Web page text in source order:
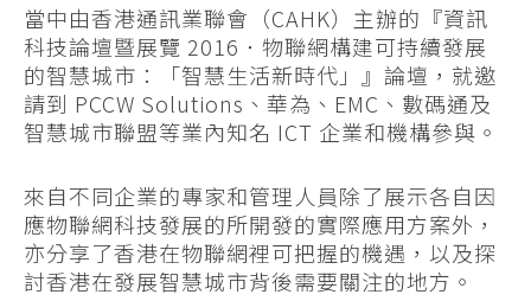
當中由香港通訊業聯會（CAHK）主辦的『資訊
科技論壇暨展覽 2016．物聯網構建可持續發展
的智慧城市：「智慧生活新時代」』論壇，就邀
請到 PCCW Solutions、華為、EMC、數碼通及
智慧城市聯盟等業內知名 ICT 企業和機構參與。
來自不同企業的專家和管理人員除了展示各自因
應物聯網科技發展的所開發的實際應用方案外，
亦分享了香港在物聯網裡可把握的機遇，以及探
討香港在發展智慧城市背後需要關注的地方。